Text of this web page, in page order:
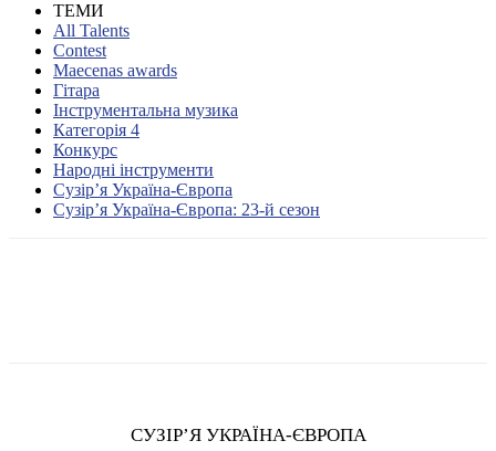
ТЕМИ
All Talents
Contest
Maecenas awards
Гітара
Інструментальна музика
Категорія 4
Конкурс
Народні інструменти
Сузір’я Україна-Європа
Сузір’я Україна-Європа: 23-й сезон
СУЗІР’Я УКРАЇНА-ЄВРОПА